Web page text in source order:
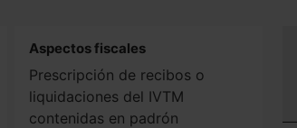
Aspectos fiscales
Prescripción de recibos o
liquidaciones del IVTM
contenidas en padrón